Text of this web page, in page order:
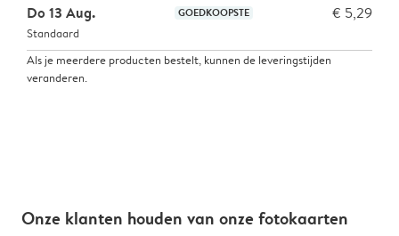
Do 13 Aug.
GOEDKOOPSTE € 5,29
Standaard
Als je meerdere producten bestelt, kunnen de leveringstijden
veranderen.
Onze klanten houden van onze fotokaarten